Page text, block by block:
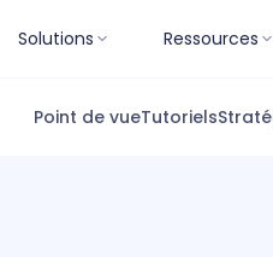
Solutions Ressources
Point de vueTutoriels